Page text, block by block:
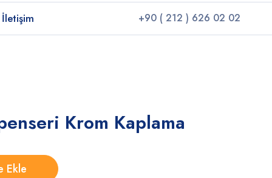
İletişim +90 ( 212 ) 626 02 02
Krom Kaplama
Ekle